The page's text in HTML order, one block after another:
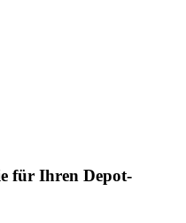
für Ihren Depot-